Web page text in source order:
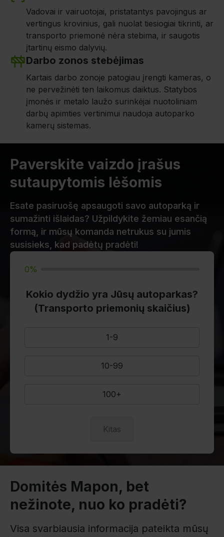
Vadovai ir vairuotojai, pristatantys pavojingus ar
vertingus krovinius, gali nuolat tiesiogiai tikrinti, ar
transporto priemonė nėra stebima, ir saugotis
įtartinų eismo dalyvių.
Darbo zonos stebėjimas
Kartais darbo zonoje patogiau įrengti kameras, o
ne pervežinėti ten laikomus daiktus. Statybos
įmonės ir metalo laužo surinkėjai nuotoliniam
darbų apimties vertinimui naudoja autoparko
kamerų sistemas.
Paverskite vaizdo įrašus
sutaupytomis lėšomis
Esate pasiruošę apsaugoti savo autoparką ir
sumažinti išlaidas? Užpildykite žemiau esančią
formą, ir mūsų komanda netrukus su jumis
susisieks, kad padėtų pradėti!
0%
Kokio dydžio yra Jūsų autoparkas?
(Transporto priemonių skaičius)
1-9
10-99
100+
Kitas
Domitės Mapon, bet
nežinote, nuo ko pradėti?
Visa svarbiausia informacija pateikta mūsų